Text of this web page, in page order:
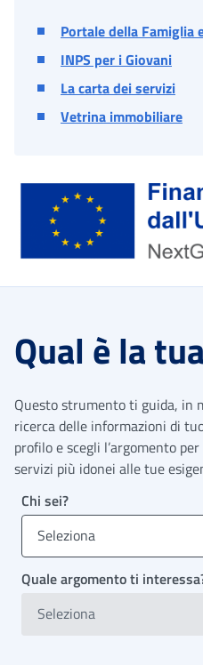
Portale della Famiglia
INPS per i Giovani
La carta dei servizi
Vetrina immobiliare
Qual è la
Questo strumento ti guida, in
ricerca delle informazioni di
profilo e scegli l’argomento
servizi più idonei alle tue
Chi sei?
Seleziona
Quale argomento ti
Seleziona